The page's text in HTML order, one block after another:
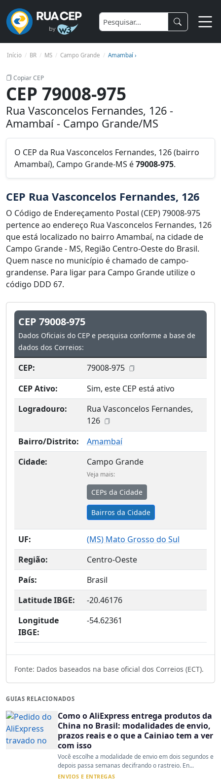
Início BR MS Campo Grande Amambaí ›
Copiar CEP
CEP 79008-975
Rua Vasconcelos Fernandes, 126 -
Amambaí - Campo Grande/MS
O CEP da Rua Vasconcelos Fernandes, 126 (bairro
Amambaí), Campo Grande-MS é79008-975.
CEP Rua Vasconcelos Fernandes, 126
O Código de Endereçamento Postal (CEP) 79008-975
pertence ao endereço Rua Vasconcelos Fernandes, 126
que está localizado no bairro Amambaí, na cidade de
Campo Grande - MS, Região Centro-Oeste do Brasil.
Quem nasce no município é chamado de campo-
grandense. Para ligar para Campo Grande utilize o
código DDD 67.
CEP 79008-975
Dados Oficiais do CEP e pesquisa conforme a base de
dados dos Correios:
CEP:
79008-975
CEP Ativo:
Sim, este CEP está ativo
Logradouro:
Rua Vasconcelos Fernandes,
126
Bairro/Distrito:
Amambaí
Cidade:
Campo Grande
Veja mais:
CEPs da Cidade
Bairros da Cidade
UF: (MS) Mato Grosso do Sul
Região:
Centro-Oeste
País:
Brasil
Latitude IBGE:
-20.46176
Longitude
IBGE:
-54.62361
Fonte: Dados baseados na base oficial dos Correios (ECT).
GUIAS RELACIONADOS
Como o AliExpress entrega produtos da
China no Brasil: modalidades de envio,
prazos reais e o que a Cainiao tem a ver
com isso
Você escolhe a modalidade de envio em dois segundos e
depois passa semanas decifrando o rastreio. En...
ENVIOS E ENTREGAS